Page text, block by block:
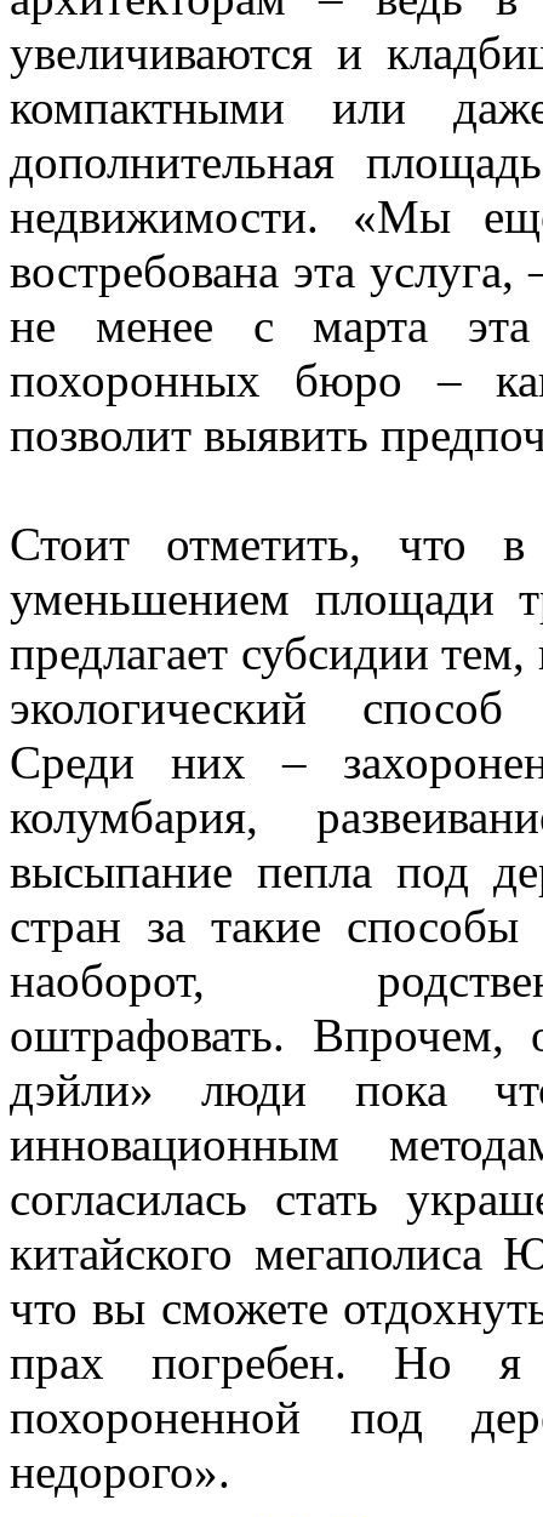
увеличиваются и
компактными или
дополнительная
недвижимости. «Мы
востребована эта
не менее с марта эта
похоронных бюро –
позволит выявить
Стоит отметить, что
уменьшением площади
предлагает субсидии
экологический способ
Среди них –
колумбария,
высыпание пепла под
стран за такие
наоборот,
оштрафовать. Впрочем,
дэйли» люди пока
инновационным
согласилась стать
китайского
что вы сможете
прах погребен. Но
похороненной под
недорого».